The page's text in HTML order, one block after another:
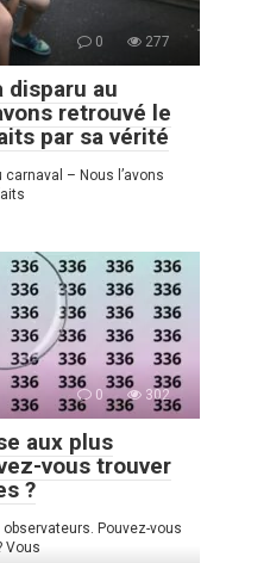
0 277
disparu au
retrouvé le
par sa vérité
– Nous l’avons
0 302
aux plus
vous trouver
?
Pouvez-vous
Vous